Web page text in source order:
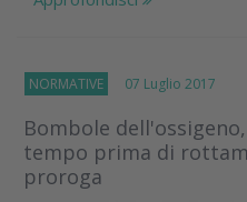
NORMATIVE 07 Luglio 2017
Bombole
tempo prima di
proroga